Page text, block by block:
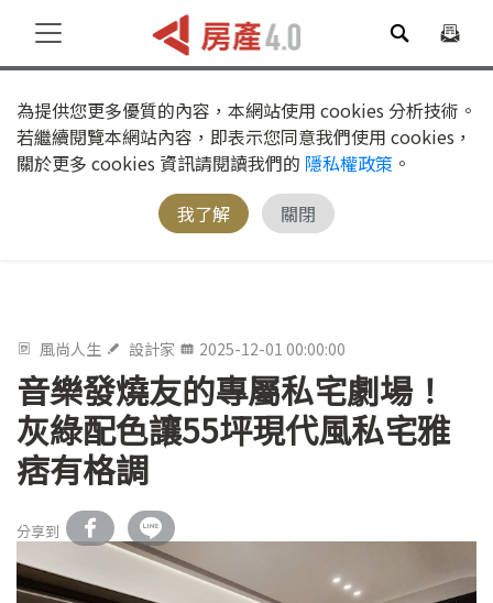
為提供您更多優質的內容，本網站使用 cookies 分析技術。
若繼續閱覽本網站內容，即表示您同意我們使用 cookies，
關於更多 cookies 資訊請閱讀我們的 隱私權政策 。
我了解
關閉
風尚人生 設計家 2025-12-01 00:00:00
音樂發燒友的專屬私宅劇場！
灰綠配色讓55坪現代風私宅雅
痞有格調
分享到